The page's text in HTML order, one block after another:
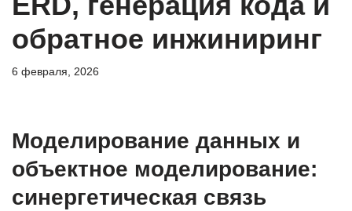
обратное инжиниринг
6 февраля, 2026
Моделирование данных и
объектное моделирование:
синергетическая связь